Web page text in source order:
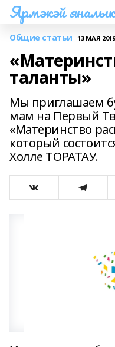
Ярмэкэй
Общие статьи 13 МАЯ
таланты»
Мы приглашаем
мам на Первый
«Материнство
который
Холле ТОРАТАУ.